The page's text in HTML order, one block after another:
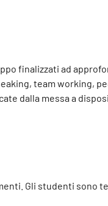
finalizzati ad
team working,
dalla messa a
Gli studenti sono